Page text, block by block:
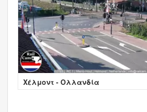
Χέλμοντ - Ολλανδία